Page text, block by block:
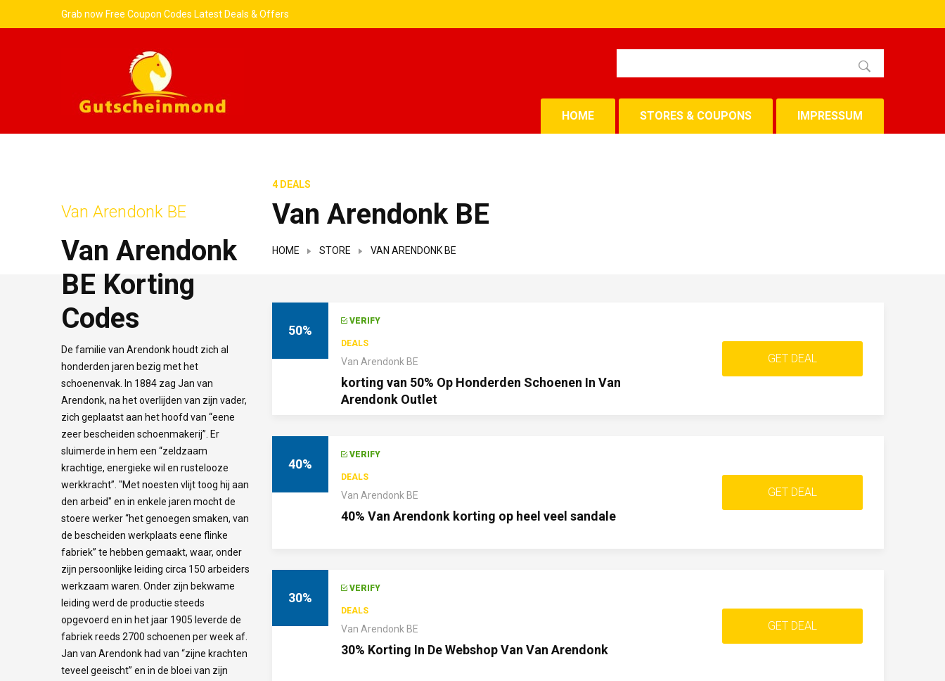
Grab now Free Coupon Codes Latest Deals & Offers
HOME STORES & COUPONS IMPRESSUM
4 DEALS
Van Arendonk BE
HOME STORE VAN ARENDONK BE
50%
VERIFY
DEALS
Van Arendonk BE
korting van 50% Op Honderden Schoenen In Van
Arendonk Outlet
GET DEAL
40%
VERIFY
DEALS
Van Arendonk BE
40% Van Arendonk korting op heel veel sandale
GET DEAL
30%
VERIFY
DEALS
Van Arendonk BE
30% Korting In De Webshop Van Van Arendonk
GET DEAL
Van Arendonk BE
Van Arendonk
BE Korting
Codes
De familie van Arendonk houdt zich al
honderden jaren bezig met het
schoenenvak. In 1884 zag Jan van
Arendonk, na het overlijden van zijn vader,
zich geplaatst aan het hoofd van “eene
zeer bescheiden schoenmakerij”. Er
sluimerde in hem een “zeldzaam
krachtige, energieke wil en rustelooze
werkkracht”. "Met noesten vlijt toog hij aan
den arbeid" en in enkele jaren mocht de
stoere werker “het genoegen smaken, van
de bescheiden werkplaats eene flinke
fabriek” te hebben gemaakt, waar, onder
zijn persoonlijke leiding circa 150 arbeiders
werkzaam waren. Onder zijn bekwame
leiding werd de productie steeds
opgevoerd en in het jaar 1905 leverde de
fabriek reeds 2700 schoenen per week af.
Jan van Arendonk had van “zijne krachten
teveel geeischt” en in de bloei van zijn